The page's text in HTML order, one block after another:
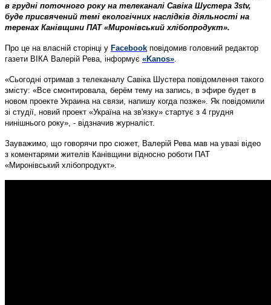
в грудні поточного року на телеканалі Савіка Шустера 3stv,
буде присвячений темі екологічних наслідків діяльності на
теренах Канівщини ПАТ «Миронівський хлібопродукт».
Про це на власній сторінці у Facebook повідомив головний редактор
газети ВІКА Валерій Рева, інформує «Kanos»
«Сьогодні отримав з телеканалу Савіка Шустера повідомлення такого
змісту: «Все смонтировала, берём тему на запись, в эфире будет в
новом проекте Украина на связи, напишу когда позже». Як повідомили
зі студії, новий проект «Україна на зв'язку» стартує з 4 грудня
нинішнього року», - відзначив журналіст.
Зауважимо, що говорячи про сюжет, Валерій Рева мав на увазі відео
з коментарями жителів Канівщини відносно роботи ПАТ
«Миронівський хлібопродукт».